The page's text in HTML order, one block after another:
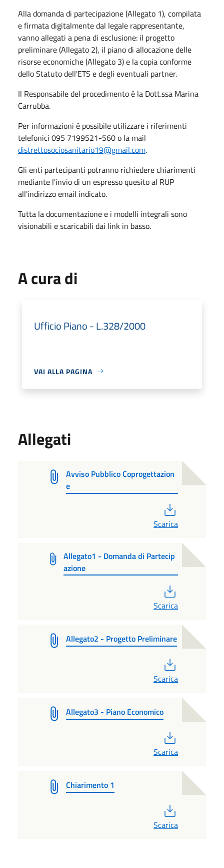
Alla domanda di partecipazione (Allegato 1), compilata
e firmata digitalmente dal legale rappresentante,
vanno allegati a pena di esclusione: il progetto
preliminare (Allegato 2), il piano di allocazione delle
risorse economiche (Allegato 3) e la copia conforme
dello Statuto dell'ETS e degli eventuali partner.
Il Responsabile del procedimento è la Dott.ssa Marina
Carrubba.
Per informazioni è possibile utilizzare i riferimenti
telefonici 095 7199521-560 o la mail
distrettosociosanitario19@gmail.com.
Gli enti partecipanti potranno richiedere chiarimenti
mediante l'invio di un espresso quesito al RUP
all'indirizzo email indicato.
Tutta la documentazione e i modelli integrali sono
visionabili e scaricabili dai link in basso.
A cura di
Ufficio Piano - L.328/2000
VAI ALLA PAGINA
Allegati
Avviso Pubblico Coprogettazion
e
Scarica
Allegato1 - Domanda di Partecip
azione
Scarica
Allegato2 - Progetto Preliminare
Scarica
Allegato3 - Piano Economico
Scarica
Chiarimento 1
Scarica